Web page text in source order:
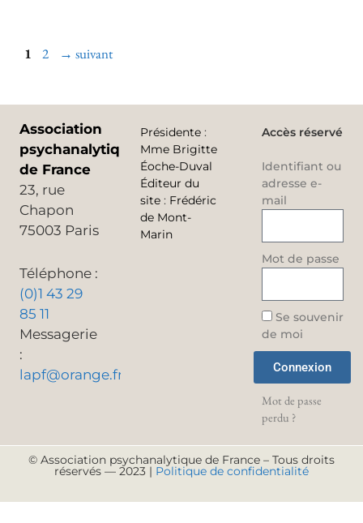
1 2 → suivant
Association
psychanalytique
de France
23, rue
Chapon
75003 Paris
Téléphone :
(0)1 43 29
85 11
Messagerie
:
lapf@orange.fr
Présidente :
Mme Brigitte
Éoche-Duval
Éditeur du
site : Frédéric
de Mont-
Marin
Accès réservé
Identifiant ou
adresse e-
mail
Mot de passe
Se souvenir
de moi
Connexion
Mot de passe
perdu ?
© Association psychanalytique de France – Tous droits
réservés — 2023 | Politique de confidentialité